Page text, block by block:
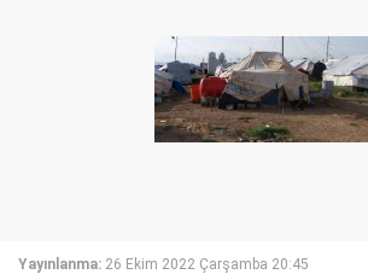
Yayınlanma: 26 Ekim 2022 Çarşamba 20:45